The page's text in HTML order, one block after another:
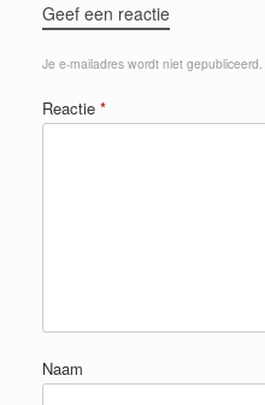
Geef een reactie
Je e-mailadres wordt niet gepubliceerd.
Reactie *
Naam